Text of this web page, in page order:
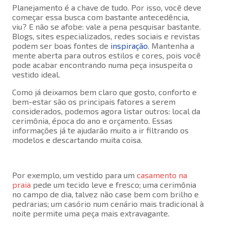
Planejamento é a chave de tudo. Por isso, você deve
começar essa busca com bastante antecedência,
viu? E não se afobe: vale a pena pesquisar bastante.
Blogs, sites especializados, redes sociais e revistas
podem ser boas fontes de inspiração . Mantenha a
mente aberta para outros estilos e cores, pois você
pode acabar encontrando numa peça insuspeita o
vestido ideal.
Como já deixamos bem claro que gosto, conforto e
bem-estar são os principais fatores a serem
considerados, podemos agora listar outros: local da
cerimônia, época do ano e orçamento. Essas
informações já te ajudarão muito a ir filtrando os
modelos e descartando muita coisa.
Por exemplo, um vestido para um casamento na
praia pede um tecido leve e fresco; uma cerimônia
no campo de dia, talvez não case bem com brilho e
pedrarias; um casório num cenário mais tradicional à
noite permite uma peça mais extravagante.